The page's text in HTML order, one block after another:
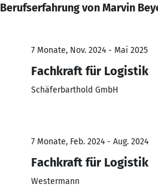
Berufserfahrung von Marvin
7 Monate, Nov. 2024 - Mai 2025
Fachkraft für Logistik
Schäferbarthold GmbH
7 Monate, Feb. 2024 - Aug. 2024
Fachkraft für Logistik
Westermann